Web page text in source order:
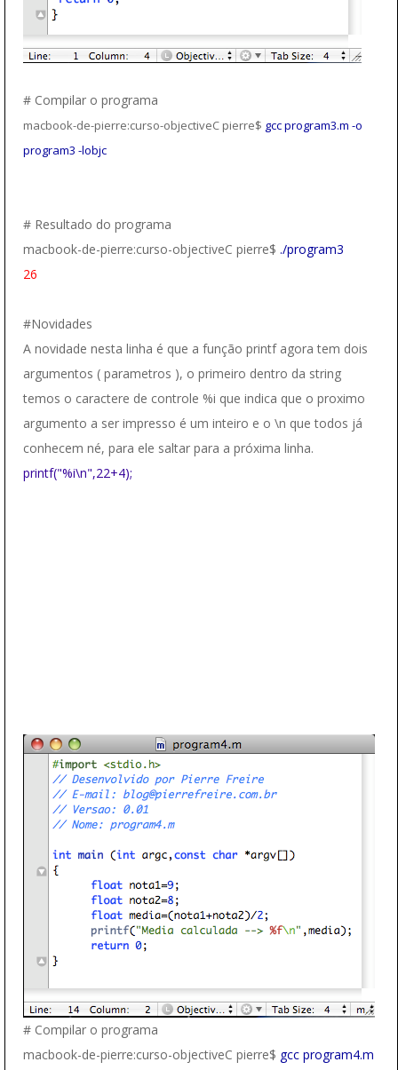
# Compilar o programa
macbook-de-pierre:curso-objectiveC pierre$ gcc program3.m -o
program3 -lobjc
# Resultado do programa
macbook-de-pierre:curso-objectiveC pierre$ ./program3
26
#Novidades
A novidade nesta linha é que a função printf agora tem dois
argumentos ( parametros ), o primeiro dentro da string
temos o caractere de controle %i que indica que o proximo
argumento a ser impresso é um inteiro e o \n que todos já
conhecem né, para ele saltar para a próxima linha.
printf("%i\n",22+4);
# Compilar o programa
macbook-de-pierre:curso-objectiveC pierre$ gcc program4.m